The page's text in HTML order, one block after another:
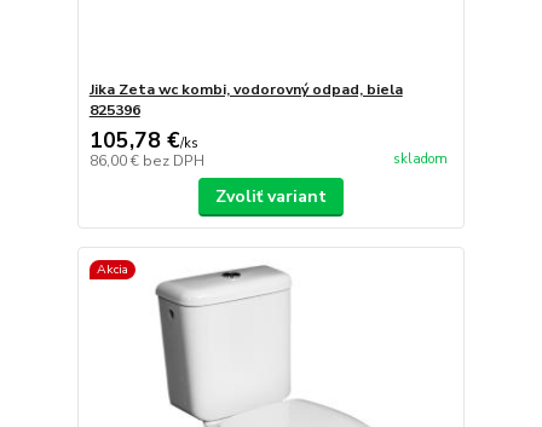
Jika Zeta wc kombi, vodorovný odpad, biela
825396
105,78 €/ks
86,00 € bez DPH skladom
Zvoliť variant
Akcia